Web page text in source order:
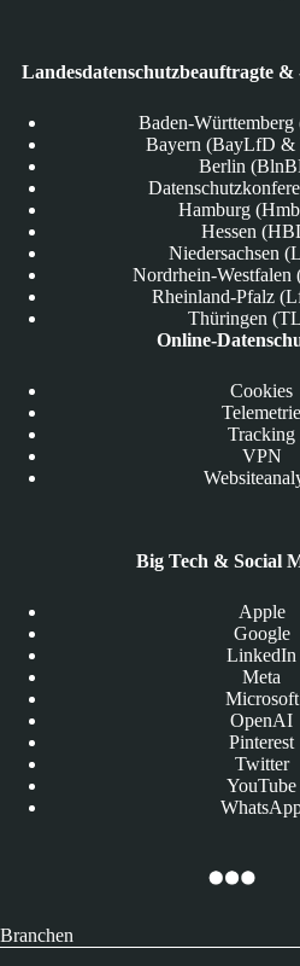
Landesdatenschutzbeauftragte &
Baden-
Bayern (BayLfD
Berlin
Hamburg
Hessen
Niedersachsen
Nordrhein-
Rheinland-Pfalz
Thüringen
Online-
Cookies
Telemetrie
Tracking
VPN
Big Tech & Social
Apple
Google
LinkedIn
Meta
Microsoft
OpenAI
Pinterest
Twitter
YouTube
Branchen